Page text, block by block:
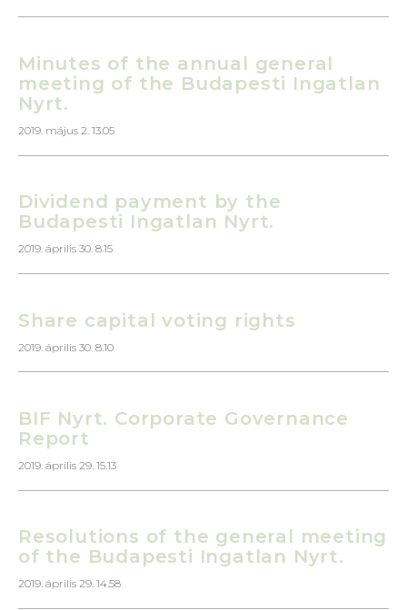
Minutes of the annual general
meeting of the Budapesti Ingatlan
Nyrt.
2019. május 2. 13.05
Dividend payment by the
Budapesti Ingatlan Nyrt.
2019. április 30. 8.15
Share capital voting rights
2019. április 30. 8.10
BIF Nyrt. Corporate Governance
Report
2019. április 29. 15.13
Resolutions of the general meeting
of the Budapesti Ingatlan Nyrt.
2019. április 29. 14.58